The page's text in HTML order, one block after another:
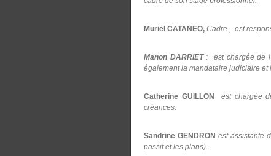
Muriel CATANEO, Cadre , est
Manon DARRIET: est chargée de
également la mandataire judiciaire
Catherine GUILLON
est chargée
créances.
Sandrine GENDRON est assistante
passif et les plans).